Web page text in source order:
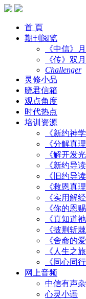
首 頁
期刊阅览
《中信》
《传》双
Challenger
灵修小品
晓君信箱
观点角度
时代热点
培训资源
《新约神学
《分解真
《解开发
《新约导读
《旧约导读
《救恩真
《实用解经
《你的恩
《真知道祂
《披荆斩
《舍命的爱
《人生之旅
《同心同行
网上音频
中信有声
心灵小语